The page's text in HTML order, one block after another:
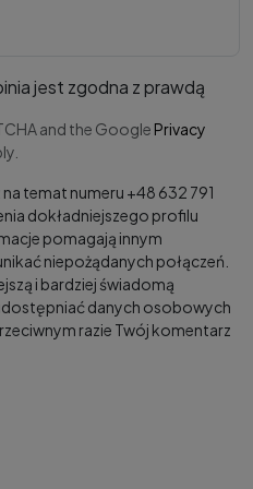
jest zgodna z prawdą
and the Google Privacy
temat numeru +48 632 791
dokładniejszego profilu
pomagają innym
niepożądanych połączeń.
i bardziej świadomą
danych osobowych
razie Twój komentarz